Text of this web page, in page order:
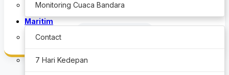
Monitoring Cuaca Bandara
Maritim
Contact
7 Hari Kedepan
Tsunami, pemantauan petir, serta data magnet bumi.